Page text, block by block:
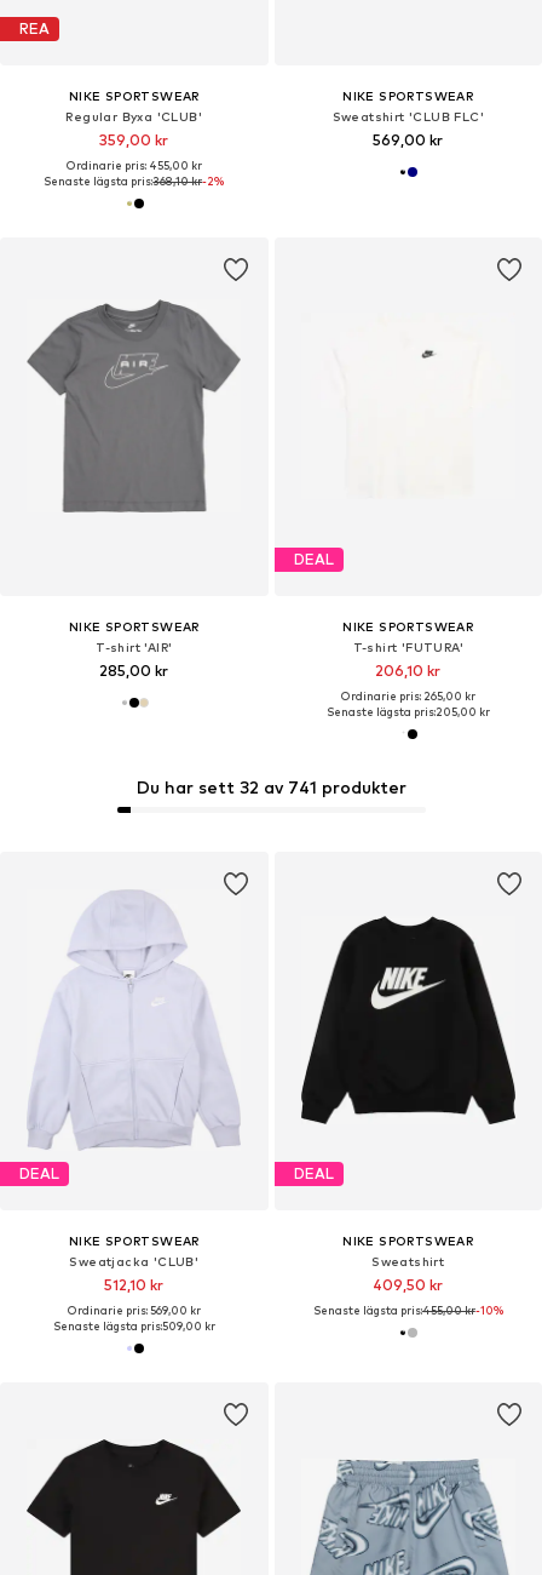
REA
NIKE SPORTSWEAR
Regular Byxa 'CLUB'
359,00 kr
Ordinarie pris: 455,00 kr
Senaste lägsta pris:368,10 kr-2%
NIKE SPORTSWEAR
Sweatshirt 'CLUB FLC'
569,00 kr
NIKE SPORTSWEAR
T-shirt 'AIR'
285,00 kr
DEAL
NIKE SPORTSWEAR
T-shirt 'FUTURA'
206,10 kr
Ordinarie pris: 265,00 kr
Senaste lägsta pris:205,00 kr
Du har sett 32 av 741 produkter
DEAL
NIKE SPORTSWEAR
Sweatjacka 'CLUB'
512,10 kr
Ordinarie pris: 569,00 kr
Senaste lägsta pris:509,00 kr
DEAL
NIKE SPORTSWEAR
Sweatshirt
409,50 kr
Senaste lägsta pris:455,00 kr-10%